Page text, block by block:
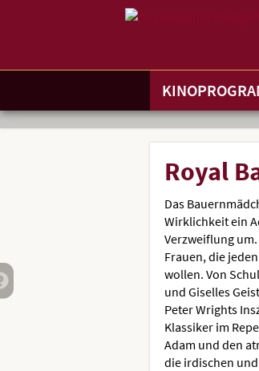
Springe
zum
,zum
.Navigation
Gehe
Hinweis
Opera:
GISELLE
Royal
Das
Wirklichkeit ein
Verzweiflung
Frauen, die
wollen. Von
und Giselles
Peter Wrights
Klassiker im
Adam und den
die irdischen